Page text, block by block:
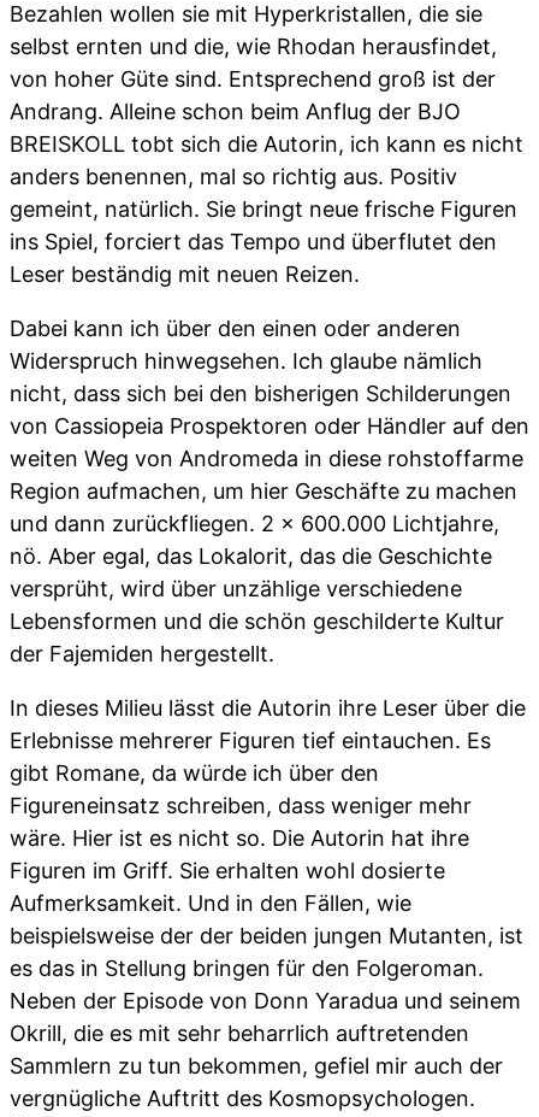
Bezahlen wollen sie mit Hyperkristallen, die sie
selbst ernten und die, wie Rhodan herausfindet,
von hoher Güte sind. Entsprechend groß ist der
Andrang. Alleine schon beim Anflug der BJO
BREISKOLL tobt sich die Autorin, ich kann es nicht
anders benennen, mal so richtig aus. Positiv
gemeint, natürlich. Sie bringt neue frische Figuren
ins Spiel, forciert das Tempo und überflutet den
Leser beständig mit neuen Reizen.
Dabei kann ich über den einen oder anderen
Widerspruch hinwegsehen. Ich glaube nämlich
nicht, dass sich bei den bisherigen Schilderungen
von Cassiopeia Prospektoren oder Händler auf den
weiten Weg von Andromeda in diese rohstoffarme
Region aufmachen, um hier Geschäfte zu machen
und dann zurückfliegen. 2 x 600.000 Lichtjahre,
nö. Aber egal, das Lokalorit, das die Geschichte
versprüht, wird über unzählige verschiedene
Lebensformen und die schön geschilderte Kultur
der Fajemiden hergestellt.
In dieses Milieu lässt die Autorin ihre Leser über die
Erlebnisse mehrerer Figuren tief eintauchen. Es
gibt Romane, da würde ich über den
Figureneinsatz schreiben, dass weniger mehr
wäre. Hier ist es nicht so. Die Autorin hat ihre
Figuren im Griff. Sie erhalten wohl dosierte
Aufmerksamkeit. Und in den Fällen, wie
beispielsweise der der beiden jungen Mutanten, ist
es das in Stellung bringen für den Folgeroman.
Neben der Episode von Donn Yaradua und seinem
Okrill, die es mit sehr beharrlich auftretenden
Sammlern zu tun bekommen, gefiel mir auch der
vergnügliche Auftritt des Kosmopsychologen.